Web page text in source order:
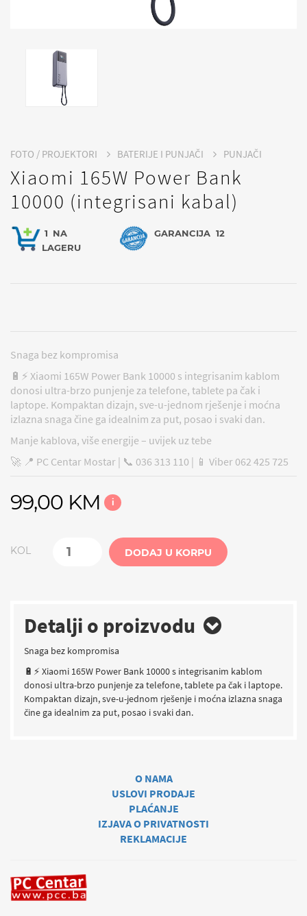
FOTO / PROJEKTORI BATERIJE I PUNJAČI PUNJAČI
Xiaomi 165W Power Bank
10000 (integrisani kabal)
1 NA
LAGERU
GARANCIJA 12
Snaga bez kompromisa
🔋⚡ Xiaomi 165W Power Bank 10000 s integrisanim kablom
donosi ultra-brzo punjenje za telefone, tablete pa čak i
laptope. Kompaktan dizajn, sve-u-jednom rješenje i moćna
izlazna snaga čine ga idealnim za put, posao i svaki dan.
Manje kablova, više energije – uvijek uz tebe
🚀 📍 PC Centar Mostar | 📞 036 313 110 | 📱 Viber 062 425 725
99,00 KM i
KOL DODAJ U KORPU
Detalji o proizvodu
Snaga bez kompromisa
🔋⚡ Xiaomi 165W Power Bank 10000 s integrisanim kablom
donosi ultra-brzo punjenje za telefone, tablete pa čak i laptope.
Kompaktan dizajn, sve-u-jednom rješenje i moćna izlazna snaga
čine ga idealnim za put, posao i svaki dan.
O NAMA
USLOVI PRODAJE
PLAĆANJE
IZJAVA O PRIVATNOSTI
REKLAMACIJE